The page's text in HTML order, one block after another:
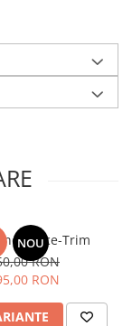
NOULace-Trim
RON
RON